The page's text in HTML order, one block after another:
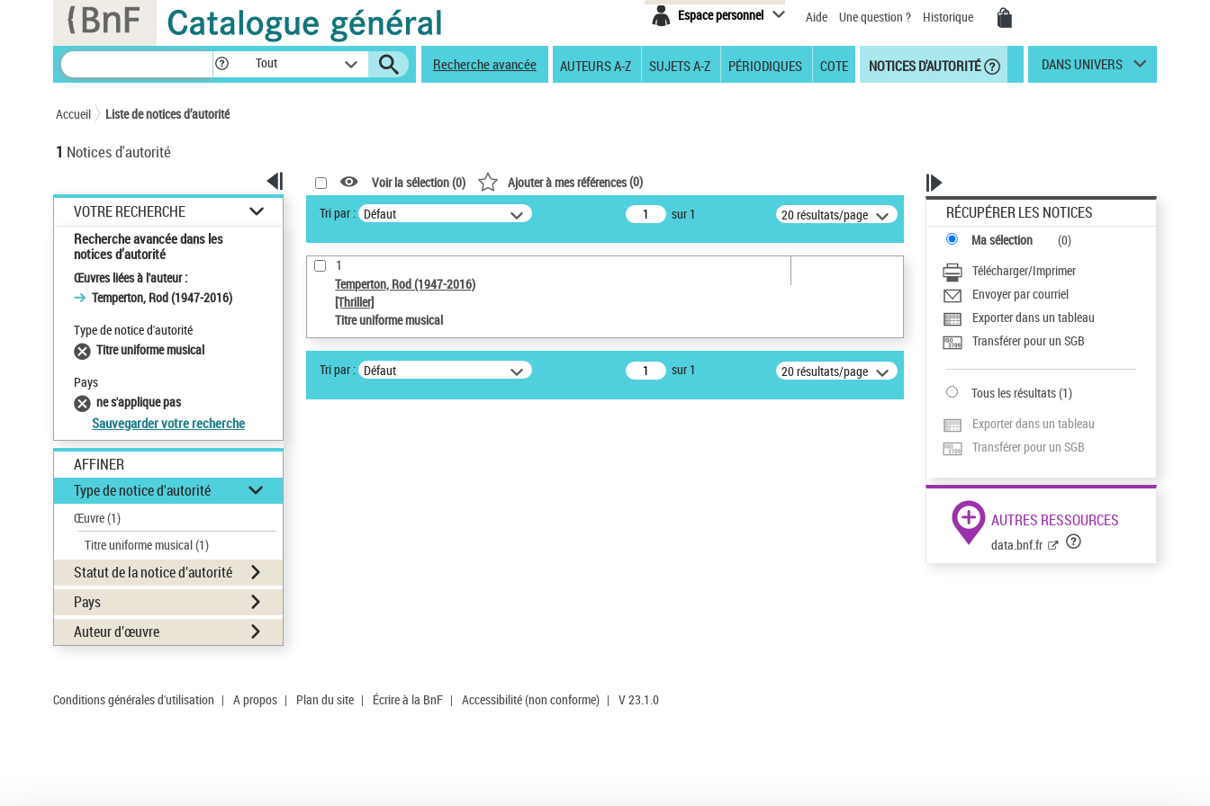
Espace personnel Aide Une question ? Historique
Tout Recherche avancée AUTEURS A-Z SUJETS A-Z PÉRIODIQUES COTE NOTICES D'AUTORITÉ DANS UNIVERS
Accueil Liste de notices d’autorité
1 Notices d'autorité
VOTRE RECHERCHE
Recherche avancée dans les
notices d’autorité
Œuvres liées à l'auteur :
Temperton, Rod (1947-2016)
Type de notice d'autorité
Titre uniforme musical
Pays
ne s'applique pas
Sauvegarder votre recherche
AFFINER
Type de notice d'autorité
Œuvre(1)
Titre uniforme musical(1)
Statut de la notice d’autorité
Pays
Auteur d’œuvre
Voir la sélection (0) Ajouter à mes références(0)
Tri par : Défaut sur 1 20 résultats/page
1
Temperton, Rod (1947-2016)
[Thriller]
Titre uniforme musical
Tri par : Défaut sur 1 20 résultats/page
RÉCUPÉRER LES NOTICES
Ma sélection (0)
Télécharger/Imprimer
Envoyer par courriel
Exporter dans un tableau
Transférer pour un SGB
Tous les résultats(1)
Exporter dans un tableau
Transférer pour un SGB
AUTRES RESSOURCES
data.bnf.fr
Conditions générales d'utilisation | A propos | Plan du site | Écrire à la BnF | Accessibilité (non conforme) | V 23.1.0
Panneau de gestion des cookies